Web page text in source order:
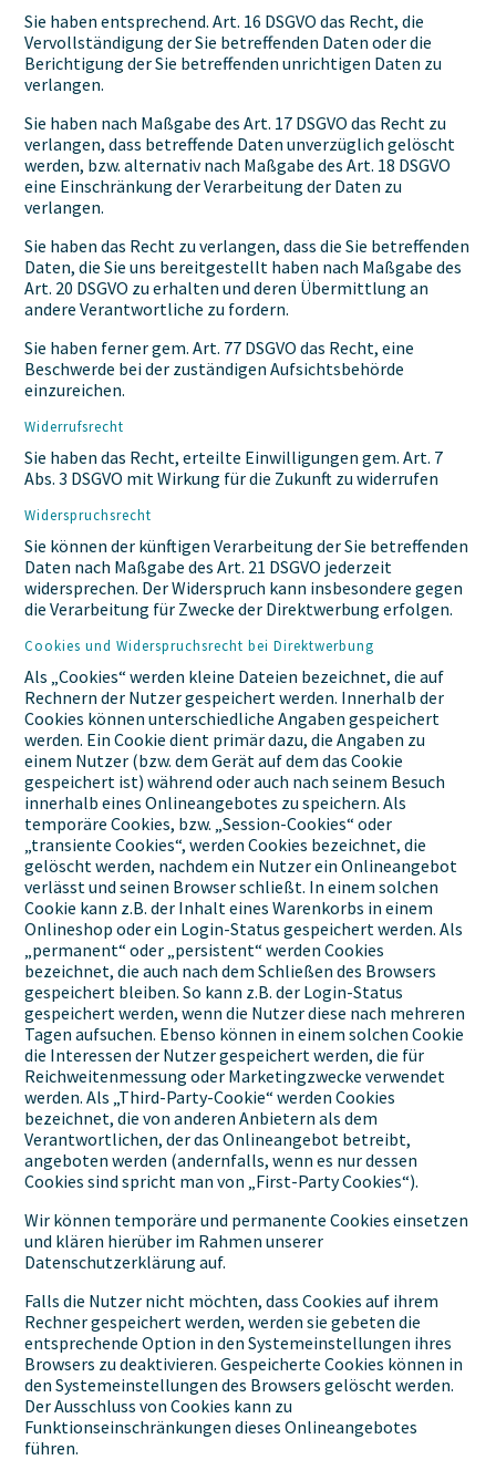
Sie haben entsprechend. Art. 16 DSGVO das Recht, die
Vervollständigung der Sie betreffenden Daten oder die
Berichtigung der Sie betreffenden unrichtigen Daten zu
verlangen.
Sie haben nach Maßgabe des Art. 17 DSGVO das Recht zu
verlangen, dass betreffende Daten unverzüglich gelöscht
werden, bzw. alternativ nach Maßgabe des Art. 18 DSGVO
eine Einschränkung der Verarbeitung der Daten zu
verlangen.
Sie haben das Recht zu verlangen, dass die Sie betreffenden
Daten, die Sie uns bereitgestellt haben nach Maßgabe des
Art. 20 DSGVO zu erhalten und deren Übermittlung an
andere Verantwortliche zu fordern.
Sie haben ferner gem. Art. 77 DSGVO das Recht, eine
Beschwerde bei der zuständigen Aufsichtsbehörde
einzureichen.
Widerrufsrecht
Sie haben das Recht, erteilte Einwilligungen gem. Art. 7
Abs. 3 DSGVO mit Wirkung für die Zukunft zu widerrufen
Widerspruchsrecht
Sie können der künftigen Verarbeitung der Sie betreffenden
Daten nach Maßgabe des Art. 21 DSGVO jederzeit
widersprechen. Der Widerspruch kann insbesondere gegen
die Verarbeitung für Zwecke der Direktwerbung erfolgen.
Cookies und Widerspruchsrecht bei Direktwerbung
Als „Cookies“ werden kleine Dateien bezeichnet, die auf
Rechnern der Nutzer gespeichert werden. Innerhalb der
Cookies können unterschiedliche Angaben gespeichert
werden. Ein Cookie dient primär dazu, die Angaben zu
einem Nutzer (bzw. dem Gerät auf dem das Cookie
gespeichert ist) während oder auch nach seinem Besuch
innerhalb eines Onlineangebotes zu speichern. Als
temporäre Cookies, bzw. „Session-Cookies“ oder
„transiente Cookies“, werden Cookies bezeichnet, die
gelöscht werden, nachdem ein Nutzer ein Onlineangebot
verlässt und seinen Browser schließt. In einem solchen
Cookie kann z.B. der Inhalt eines Warenkorbs in einem
Onlineshop oder ein Login-Status gespeichert werden. Als
„permanent“ oder „persistent“ werden Cookies
bezeichnet, die auch nach dem Schließen des Browsers
gespeichert bleiben. So kann z.B. der Login-Status
gespeichert werden, wenn die Nutzer diese nach mehreren
Tagen aufsuchen. Ebenso können in einem solchen Cookie
die Interessen der Nutzer gespeichert werden, die für
Reichweitenmessung oder Marketingzwecke verwendet
werden. Als „Third-Party-Cookie“ werden Cookies
bezeichnet, die von anderen Anbietern als dem
Verantwortlichen, der das Onlineangebot betreibt,
angeboten werden (andernfalls, wenn es nur dessen
Cookies sind spricht man von „First-Party Cookies“).
Wir können temporäre und permanente Cookies einsetzen
und klären hierüber im Rahmen unserer
Datenschutzerklärung auf.
Falls die Nutzer nicht möchten, dass Cookies auf ihrem
Rechner gespeichert werden, werden sie gebeten die
entsprechende Option in den Systemeinstellungen ihres
Browsers zu deaktivieren. Gespeicherte Cookies können in
den Systemeinstellungen des Browsers gelöscht werden.
Der Ausschluss von Cookies kann zu
Funktionseinschränkungen dieses Onlineangebotes
führen.